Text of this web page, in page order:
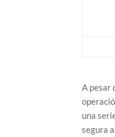
A pesar
una
segura